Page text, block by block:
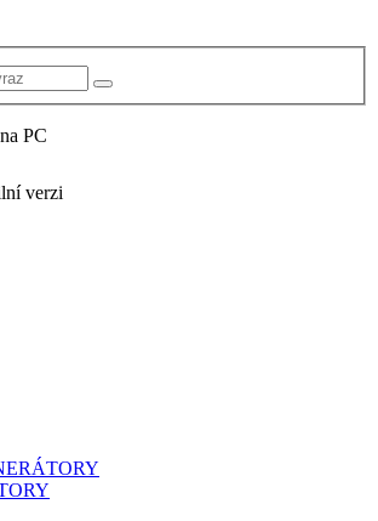
PC
verzi